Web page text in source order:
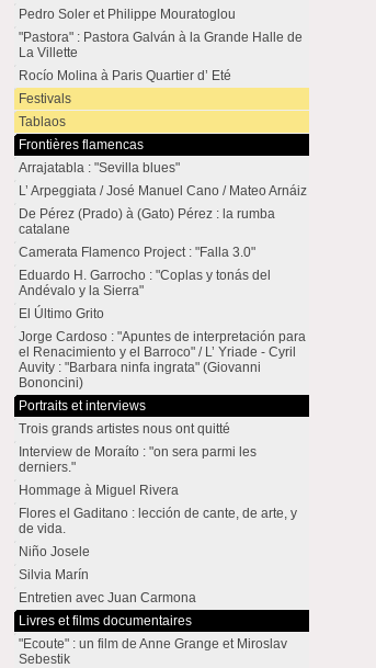
Pedro Soler et Philippe Mouratoglou
"Pastora" : Pastora Galván à la Grande Halle de
La Villette
Rocío Molina à Paris Quartier d’ Eté
Festivals
Tablaos
Frontières flamencas
Arrajatabla : "Sevilla blues"
L’ Arpeggiata / José Manuel Cano / Mateo Arnáiz
De Pérez (Prado) à (Gato) Pérez : la rumba
catalane
Camerata Flamenco Project : "Falla 3.0"
Eduardo H. Garrocho : "Coplas y tonás del
Andévalo y la Sierra"
El Último Grito
Jorge Cardoso : "Apuntes de interpretación para
el Renacimiento y el Barroco" / L’ Yriade - Cyril
Auvity : "Barbara ninfa ingrata" (Giovanni
Bononcini)
Portraits et interviews
Trois grands artistes nous ont quitté
Interview de Moraíto : "on sera parmi les
derniers."
Hommage à Miguel Rivera
Flores el Gaditano : lección de cante, de arte, y
de vida.
Niño Josele
Silvia Marín
Entretien avec Juan Carmona
Livres et films documentaires
"Ecoute" : un film de Anne Grange et Miroslav
Sebestik